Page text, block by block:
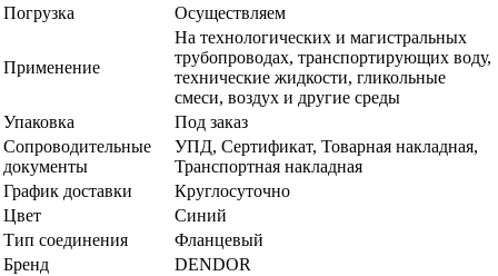
Погрузка
Осуществляем
Применение
На технологических и магистральных
трубопроводах, транспортирующих воду,
технические жидкости, гликольные
смеси, воздух и другие среды
Упаковка
Под заказ
Сопроводительные
документы
УПД, Сертификат, Товарная накладная,
Транспортная накладная
График доставки
Круглосуточно
Цвет
Синий
Тип соединения
Фланцевый
Бренд
DENDOR